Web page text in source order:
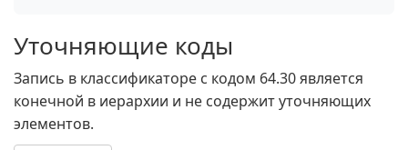
Уточняющие коды
Запись в классификаторе с кодом 64.30 является
конечной в иерархии и не содержит уточняющих
элементов.